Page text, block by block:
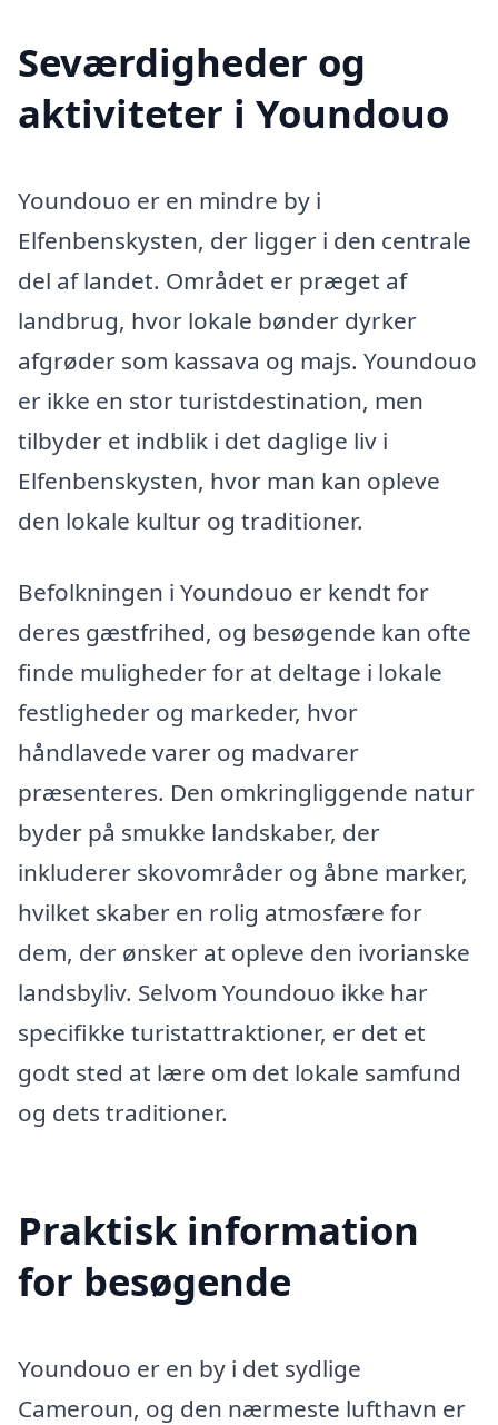
Seværdigheder og
aktiviteter i Youndouo
Youndouo er en mindre by i
Elfenbenskysten, der ligger i den centrale
del af landet. Området er præget af
landbrug, hvor lokale bønder dyrker
afgrøder som kassava og majs. Youndouo
er ikke en stor turistdestination, men
tilbyder et indblik i det daglige liv i
Elfenbenskysten, hvor man kan opleve
den lokale kultur og traditioner.
Befolkningen i Youndouo er kendt for
deres gæstfrihed, og besøgende kan ofte
finde muligheder for at deltage i lokale
festligheder og markeder, hvor
håndlavede varer og madvarer
præsenteres. Den omkringliggende natur
byder på smukke landskaber, der
inkluderer skovområder og åbne marker,
hvilket skaber en rolig atmosfære for
dem, der ønsker at opleve den ivorianske
landsbyliv. Selvom Youndouo ikke har
specifikke turistattraktioner, er det et
godt sted at lære om det lokale samfund
og dets traditioner.
Praktisk information
for besøgende
Youndouo er en by i det sydlige
Cameroun, og den nærmeste lufthavn er